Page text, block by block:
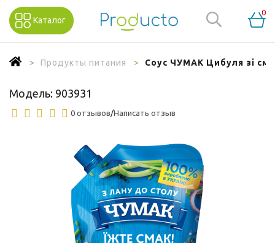
Каталог
0
Продукты питания Соус ЧУМАК Цибуля зі
Модель: 903931
0 отзывов/Написать отзыв